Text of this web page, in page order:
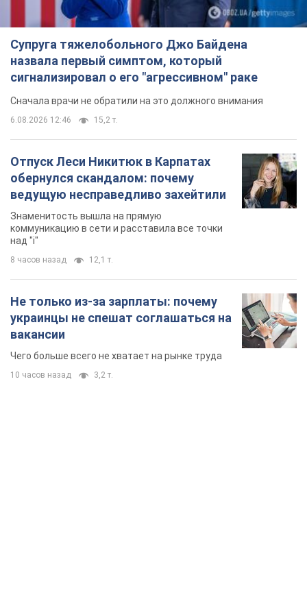
Супруга тяжелобольного Джо Байдена
назвала первый симптом, который
сигнализировал о его "агрессивном" раке
Сначала врачи не обратили на это должного внимания
6.08.2026 12:46 15,2 т.
Отпуск Леси Никитюк в Карпатах
обернулся скандалом: почему
ведущую несправедливо захейтили
Знаменитость вышла на прямую
коммуникацию в сети и расставила все точки
над "i"
8 часов назад 12,1 т.
Не только из-за зарплаты: почему
украинцы не спешат соглашаться на
вакансии
Чего больше всего не хватает на рынке труда
10 часов назад 3,2 т.